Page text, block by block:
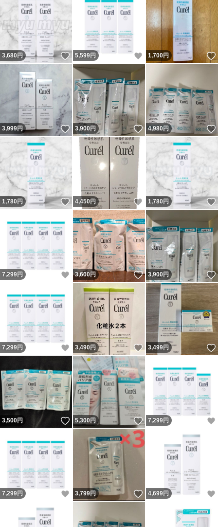
3,680円 いいね！
5,599円 いいね！
1,700円
3,999円 いいね！
3,900円 いいね！
4,980円
1,780円 いいね！
4,450円 いいね！
1,780円
7,299円 いいね！
3,600円 いいね！
3,900円
7,299円 いいね！
3,490円 いいね！
3,499円
3,500円 いいね！
5,300円 いいね！
7,299円
7,299円 いいね！
3,799円 いいね！
4,699円